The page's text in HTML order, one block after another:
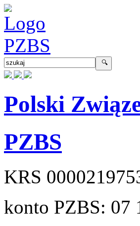
Polski
PZBS
KRS
konto PZBS: 07